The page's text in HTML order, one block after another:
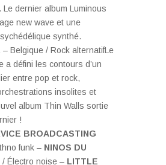
dernier album Luminous
new wave et une
synthé.
– Belgique / Rock alternatifLe
a défini les contours d’un
entre pop et rock,
insolites et
album Thin Walls sortie
!
BROADCASTING
funk – NINOS DU
/ Électro noise – LITTLE